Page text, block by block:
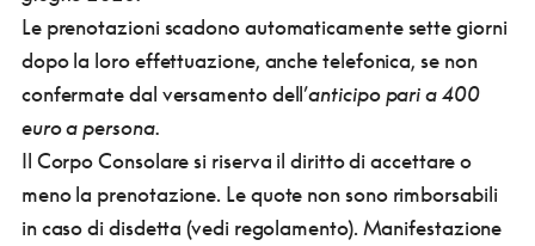
Le prenotazioni scadono automaticamente sette giorni
dopo la loro effettuazione, anche telefonica, se non
confermate dal versamento dell’anticipo pari a 400
euro a persona.
Il Corpo Consolare si riserva il diritto di accettare o
meno la prenotazione. Le quote non sono rimborsabili
in caso di disdetta (vedi regolamento). Manifestazione